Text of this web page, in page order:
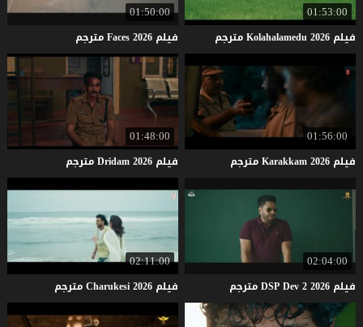
01:53:00
فيلم Kolahalamedu2026 مترجم
01:50:00
فيلم Faces2026 مترجم
01:56:00
فيلم Karakkam2026 مترجم
01:48:00
فيلم Dridam2026 مترجم
02:04:00
فيلم DSPDev22026 مترجم
02:11:00
فيلم Charukesi2026 مترجم